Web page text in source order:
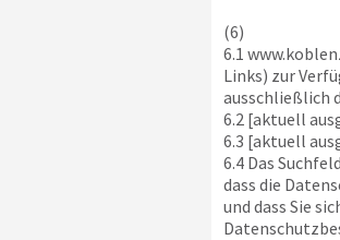
(6)
6.1
Links) zur
ausschließlich
6.2 [aktuell
6.3 [aktuell
6.4 Das
dass die
und dass Sie